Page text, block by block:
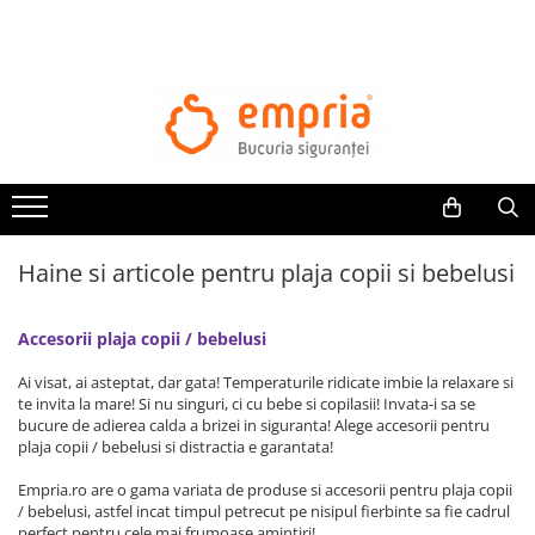
Bariere protectie pentru pat
Protectii mobilier
Protectie colturi mobila copii
Sigurante pentru sertare si usi
Sigurante geamuri si usi glisante
Kituri de siguranta pentru copii si
bebelusi
Protectii casa
Haine si articole pentru plaja copii si bebelusi
Accesorii plaja copii / bebelusi
Ai visat, ai asteptat, dar gata! Temperaturile ridicate imbie la relaxare si
te invita la mare! Si nu singuri, ci cu bebe si copilasii! Invata-i sa se
bucure de adierea calda a brizei in siguranta! Alege accesorii pentru
plaja copii / bebelusi si distractia e garantata!
Empria.ro are o gama variata de produse si accesorii pentru plaja copii
/ bebelusi, astfel incat timpul petrecut pe nisipul fierbinte sa fie cadrul